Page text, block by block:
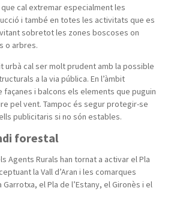
cal extremar especialment les
i també en totes les activitats que es
sobretot les zones boscoses on
o arbres.
urbà cal ser molt prudent amb la possible
a la via pública. En l’àmbit
i balcons els elements que puguin
pel vent. Tampoc és segur protegir-se
publicitaris si no són estables.
forestal
Agents Rurals han tornat a activar el Pla
la Vall d’Aran i les comarques
el Pla de l’Estany, el Gironès i el